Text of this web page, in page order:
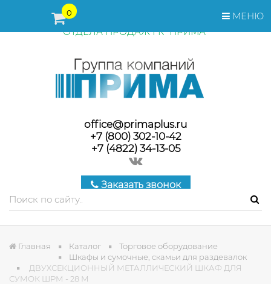
МЕНЮ
0
ПЕРЕД ОФОРМЛЕНИЕМ ЗАКАЗА, СТОИМОСТЬ И СРОКИ
ПОСТАВКИ ТОВАРА УТОЧНЯЙТЕ У МЕНЕДЖЕРОВ
ОТДЕЛА ПРОДАЖ ГК "ПРИМА"
office@primaplus.ru
+7 (800) 302-10-42
+7 (4822) 34-13-05
Заказать звонок
Главная Каталог
Торговое оборудование
Шкафы и сумочные, скамьи для раздевалок
ДВУХСЕКЦИОННЫЙ МЕТАЛЛИЧЕСКИЙ ШКАФ ДЛЯ
СУМОК ШРМ - 28 М